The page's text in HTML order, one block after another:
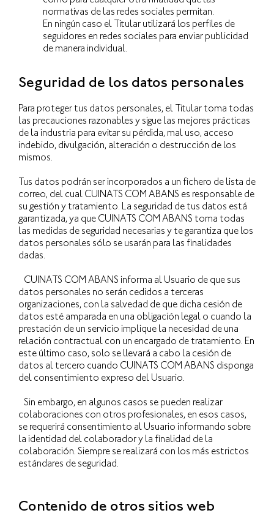
normativas de las redes sociales permitan.
En ningún caso el Titular utilizará los perfiles de
seguidores en redes sociales para enviar publicidad
de manera individual.
Seguridad de los datos personales
Para proteger tus datos personales, el Titular toma todas
las precauciones razonables y sigue las mejores prácticas
de la industria para evitar su pérdida, mal uso, acceso
indebido, divulgación, alteración o destrucción de los
mismos.
Tus datos podrán ser incorporados a un fichero de lista de
correo, del cual CUINATS COM ABANS es responsable de
su gestión y tratamiento. La seguridad de tus datos está
garantizada, ya que CUINATS COM ABANS toma todas
las medidas de seguridad necesarias y te garantiza que los
datos personales sólo se usarán para las finalidades
dadas.
CUINATS COM ABANS informa al Usuario de que sus
datos personales no serán cedidos a terceras
organizaciones, con la salvedad de que dicha cesión de
datos esté amparada en una obligación legal o cuando la
prestación de un servicio implique la necesidad de una
relación contractual con un encargado de tratamiento. En
este último caso, solo se llevará a cabo la cesión de
datos al tercero cuando CUINATS COM ABANS disponga
del consentimiento expreso del Usuario.
Sin embargo, en algunos casos se pueden realizar
colaboraciones con otros profesionales, en esos casos,
se requerirá consentimiento al Usuario informando sobre
la identidad del colaborador y la finalidad de la
colaboración. Siempre se realizará con los más estrictos
estándares de seguridad.
Contenido de otros sitios web